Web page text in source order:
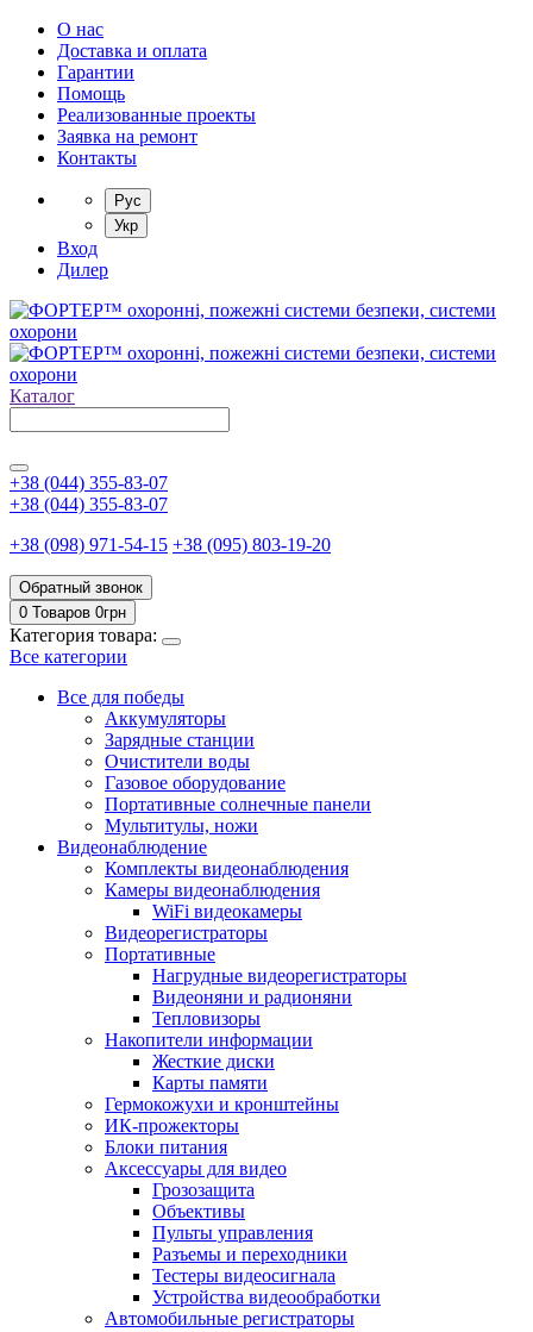
О нас
Доставка и оплата
Гарантии
Помощь
Реализованные проекты
Заявка на ремонт
Контакты
Рус
Укр
Вход
Дилер
Каталог
+38 (044) 355-83-07
+38 (044) 355-83-07
+38 (098) 971-54-15 +38 (095) 803-19-20
Обратный звонок
0 Товаров 0грн
Категория товара:
Все категории
Все для победы
Аккумуляторы
Зарядные станции
Очистители воды
Газовое оборудование
Портативные солнечные панели
Мультитулы, ножи
Видеонаблюдение
Комплекты видеонаблюдения
Камеры видеонаблюдения
WiFi видеокамеры
Видеорегистраторы
Портативные
Нагрудные видеорегистраторы
Видеоняни и радионяни
Тепловизоры
Накопители информации
Жесткие диски
Карты памяти
Гермокожухи и кронштейны
ИК-прожекторы
Блоки питания
Аксессуары для видео
Грозозащита
Объективы
Пульты управления
Разъемы и переходники
Тестеры видеосигнала
Устройства видеообработки
Автомобильные регистраторы